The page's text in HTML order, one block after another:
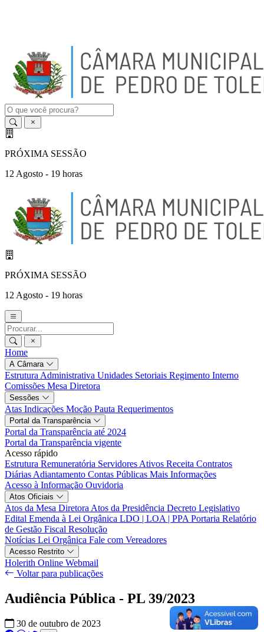
PRÓXIMA SESSÃO
12 Agosto - 19 horas
PRÓXIMA SESSÃO
12 Agosto - 19 horas
Home
A Câmara
Estrutura Administrativa Unidades Setoriais Regimento Interno
Comissões Mesa Diretora
Sessões
Atas Indicações Moção Pauta Requerimentos
Portal da Transparência
Portal da Transparência até 2024
Portal da Transparência vigente
Acesso rápido
Estrutura Remuneratória Servidores Ativos Receita Contratos
Diárias Adiantamento Contas Públicas Mais Informações
Acesso à Informação Ouvidoria
Atos Oficiais
Atos da Mesa Diretora Atos da Presidência Decreto Legislativo
Edital Emenda à Lei Orgânica LDO | LOA | PPA Portaria Relatório
de Gestão Fiscal Resolução
Notícias Lei Orgânica Fale com Vereadores
Acesso Restrito
Holerith Online Webmail
Voltar para publicações
Audiência Pública - PL 39/2023
30 de outubro de 2023